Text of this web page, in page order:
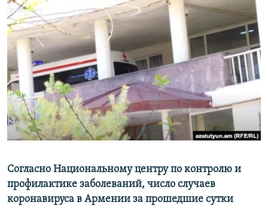
поиску
НАГОРНЫЙ КАРАБАХ
КУЛЬТУРА
СПОРТ
АРХИВ
Հայերեն
English
Все сайты Радио Азатутюн
Согласно Национальному центру по контролю и
профилактике заболеваний, число случаев
коронавируса в Армении за прошедшие сутки